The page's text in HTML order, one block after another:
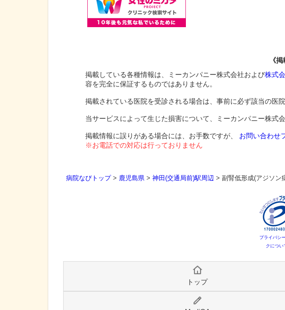
《
掲載している各種情報は、ミーカンパニー株式会社および株式
容を完全に保証するものではありません。
掲載されている医院を受診される場合は、事前に必ず該当の医
当サービスによって生じた損害について、ミーカンパニー株式
掲載情報に誤りがある場合には、お手数ですが、 お問い合わせ
※お電話での対応は行っておりません
病院なびトップ> 鹿児島県 > 神田(交通局前)駅周辺 > 副腎低形成(アジソン
プライバシ
クについ
トップ